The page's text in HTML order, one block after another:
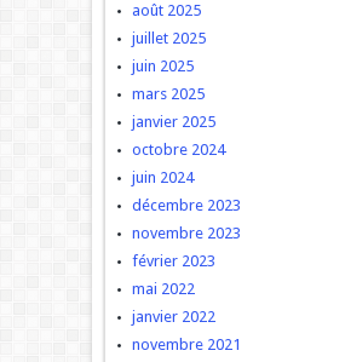
août 2025
juillet 2025
juin 2025
mars 2025
janvier 2025
octobre 2024
juin 2024
décembre 2023
novembre 2023
février 2023
mai 2022
janvier 2022
novembre 2021